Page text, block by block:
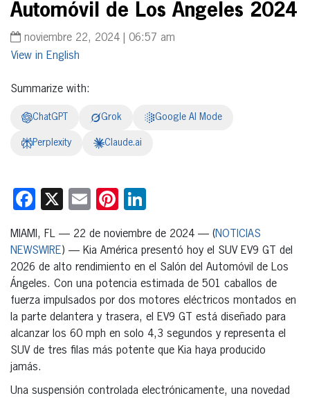
Automóvil de Los Ángeles 2024
noviembre 22, 2024 | 06:57 am
English
Summarize with:
ChatGPT Grok Google AI Mode
Perplexity Claude.ai
Facebook
X EmailPinterest
MIAMI, FL — 22 de noviembre de 2024 — (NOTICIAS
NEWSWIRE) — Kia América presentó hoy el SUV EV9 GT del
2026 de alto rendimiento en el Salón del Automóvil de Los
Ángeles. Con una potencia estimada de 501 caballos de
fuerza impulsados por dos motores eléctricos montados en
la parte delantera y trasera, el EV9 GT está diseñado para
alcanzar los 60 mph en solo 4,3 segundos y representa el
SUV de tres filas más potente que Kia haya producido
jamás.
Una suspensión controlada electrónicamente, una novedad